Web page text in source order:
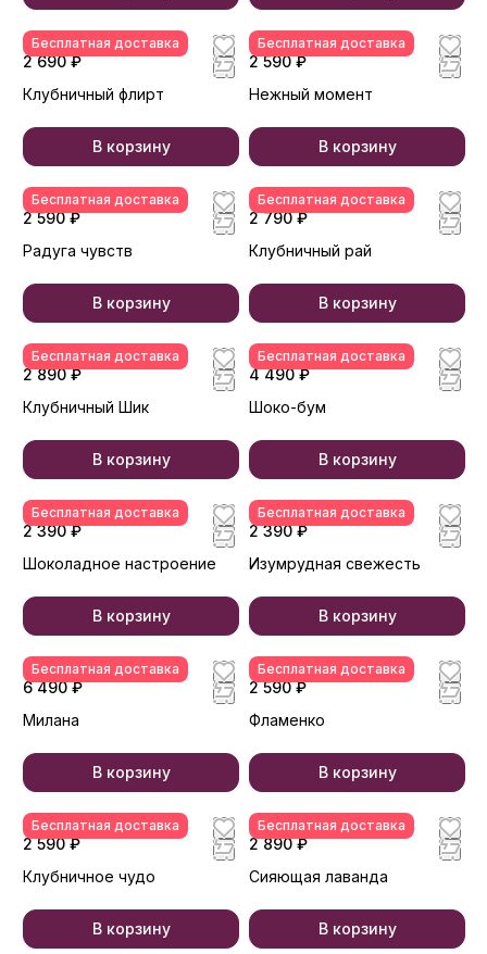
Бесплатная доставка
2 690 ₽
Клубничный флирт
В корзину
Бесплатная доставка
2 590 ₽
Нежный момент
В корзину
Бесплатная доставка
2 590 ₽
Радуга чувств
В корзину
Бесплатная доставка
2 790 ₽
Клубничный рай
В корзину
Бесплатная доставка
2 890 ₽
Клубничный Шик
В корзину
Бесплатная доставка
4 490 ₽
Шоко-бум
В корзину
Бесплатная доставка
2 390 ₽
Шоколадное настроение
В корзину
Бесплатная доставка
2 390 ₽
Изумрудная свежесть
В корзину
Бесплатная доставка
6 490 ₽
Милана
В корзину
Бесплатная доставка
2 590 ₽
Фламенко
В корзину
Бесплатная доставка
2 590 ₽
Клубничное чудо
В корзину
Бесплатная доставка
2 890 ₽
Сияющая лаванда
В корзину